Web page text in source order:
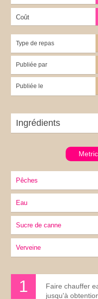
Coût
Type de repas
Publiée par
Publiée le
Ingrédients
Metric
pêches
eau
sucre de canne
verveine
Faire chauffer
jusqu'à